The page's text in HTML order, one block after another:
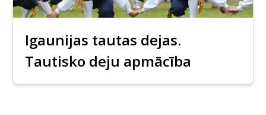
Igaunijas tautas dejas.
Tautisko deju apmācība